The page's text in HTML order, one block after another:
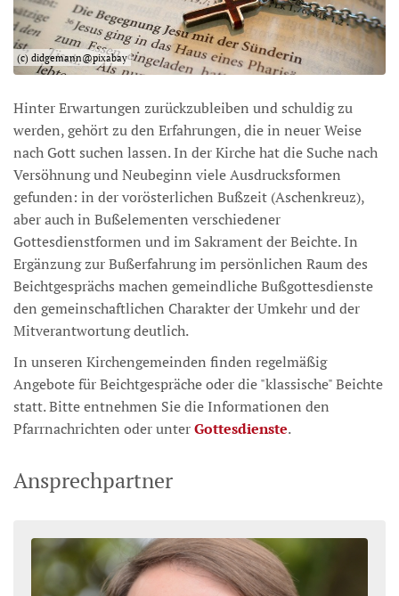
(c) didgemann@pixabay
Hinter Erwartungen zurückzubleiben und schuldig zu
werden, gehört zu den Erfahrungen, die in neuer Weise
nach Gott suchen lassen. In der Kirche hat die Suche nach
Versöhnung und Neubeginn viele Ausdrucksformen
gefunden: in der vorösterlichen Bußzeit (Aschenkreuz),
aber auch in Bußelementen verschiedener
Gottesdienstformen und im Sakrament der Beichte. In
Ergänzung zur Bußerfahrung im persönlichen Raum des
Beichtgesprächs machen gemeindliche Bußgottesdienste
den gemeinschaftlichen Charakter der Umkehr und der
Mitverantwortung deutlich.
In unseren Kirchengemeinden finden regelmäßig
Angebote für Beichtgespräche oder die "klassische" Beichte
statt. Bitte entnehmen Sie die Informationen den
Pfarrnachrichten oder unterGottesdienste.
Ansprechpartner